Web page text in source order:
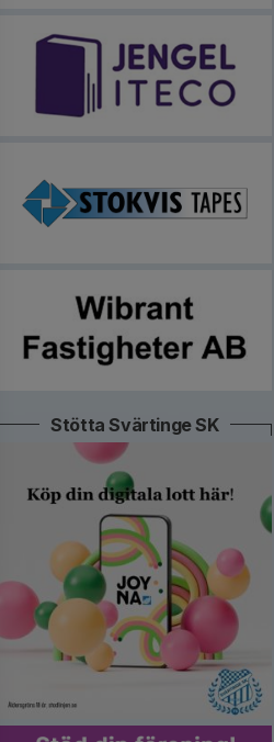
Stötta Svärtinge SK